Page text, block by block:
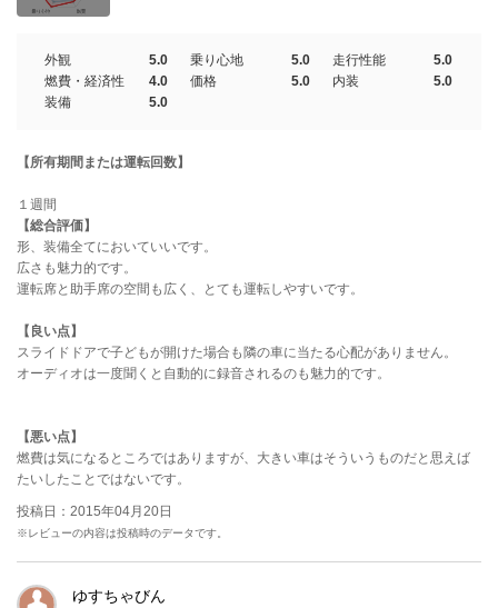
外観 5.0 乗り心地 5.0 走行性能
5.0
燃費・経済性
4.0 価格 5.0 内装
5.0
装備
5.0
【所有期間または運転回数】
１週間
【総合評価】
形、装備全てにおいていいです。
広さも魅力的です。
運転席と助手席の空間も広く、とても運転しやすいです。
【良い点】
スライドドアで子どもが開けた場合も隣の車に当たる心配がありません。
オーディオは一度聞くと自動的に録音されるのも魅力的です。
【悪い点】
燃費は気になるところではありますが、大きい車はそういうものだと思えば
たいしたことではないです。
投稿日：2015年04月20日
※レビューの内容は投稿時のデータです。
ゆすちゃびん